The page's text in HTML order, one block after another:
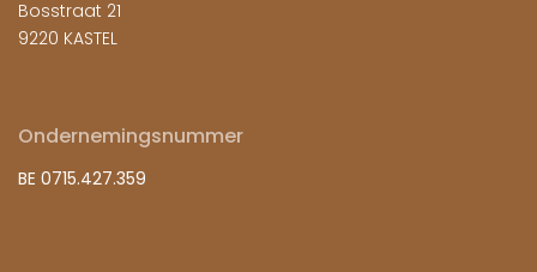
Bosstraat 21
9220 KASTEL
Ondernemingsnummer
BE 0715.427.359